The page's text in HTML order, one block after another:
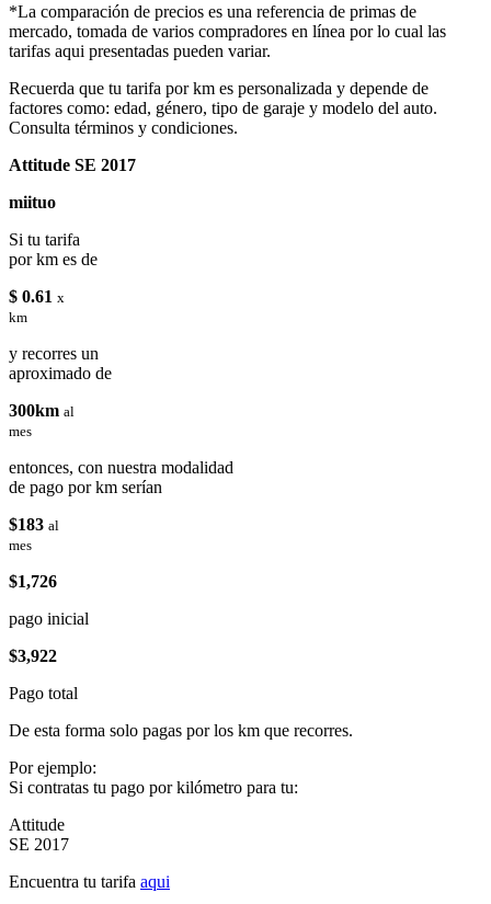
*La comparación de precios es una referencia de primas de
mercado, tomada de varios compradores en línea por lo cual las
tarifas aqui presentadas pueden variar.
Recuerda que tu tarifa por km es personalizada y depende de
factores como: edad, género, tipo de garaje y modelo del auto.
Consulta términos y condiciones.
Attitude SE 2017
miituo
Si tu tarifa
por km es de
$ 0.61 x
km
y recorres un
aproximado de
300km al
mes
entonces, con nuestra modalidad
de pago por km serían
$183 al
mes
$1,726
pago inicial
$3,922
Pago total
De esta forma solo pagas por los km que recorres.
Por ejemplo:
Si contratas tu pago por kilómetro para tu:
Attitude
SE 2017
Encuentra tu tarifa aqui